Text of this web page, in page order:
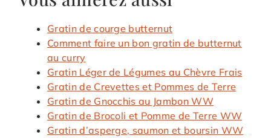
Gratin de courge butternut
Comment faire un bon gratin de butternut
au curry
Gratin Léger de Légumes au Chèvre Frais
Gratin de Crevettes et Pommes de Terre
Gratin de Gnocchis au Jambon WW
Gratin de Brocoli et Pomme de Terre WW
Gratin d’asperge, saumon et boursin WW